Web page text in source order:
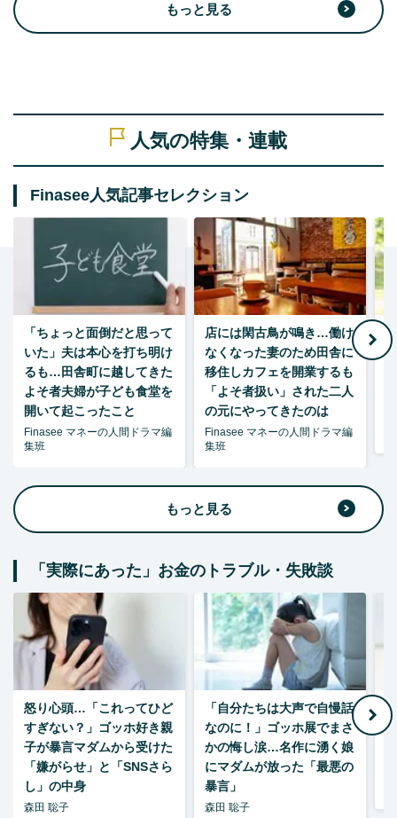
もっと見る
人気の特集・連載
Finasee人気記事セレクション
「ちょっと面倒だと思って
いた」夫は本心を打ち明け
るも…田舎町に越してきた
よそ者夫婦が子ども食堂を
開いて起こったこと
Finasee マネーの人間ドラマ編
集班
店には閑古鳥が鳴き…働け
なくなった妻のため田舎に
移住しカフェを開業するも
「よそ者扱い」された二人
の元にやってきたのは
Finasee マネーの人間ドラマ編
集班
もっと見る
「実際にあった」お金のトラブル・失敗談
怒り心頭…「これってひど
すぎない？」ゴッホ好き親
子が暴言マダムから受けた
「嫌がらせ」と「SNSさら
し」の中身
森田 聡子
「自分たちは大声で自慢話
なのに！」ゴッホ展でまさ
かの悔し涙…名作に湧く娘
にマダムが放った「最悪の
暴言」
森田 聡子